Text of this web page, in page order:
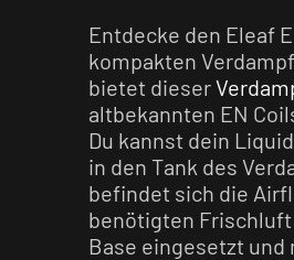
Entdecke den Eleaf
kompakten
bietet dieser
altbekannten EN
Du kannst dein
in den Tank des
befindet sich die
benötigten Frischluft
Base eingesetzt und